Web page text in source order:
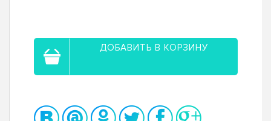
ДОБАВИТЬ В КОРЗИНУ